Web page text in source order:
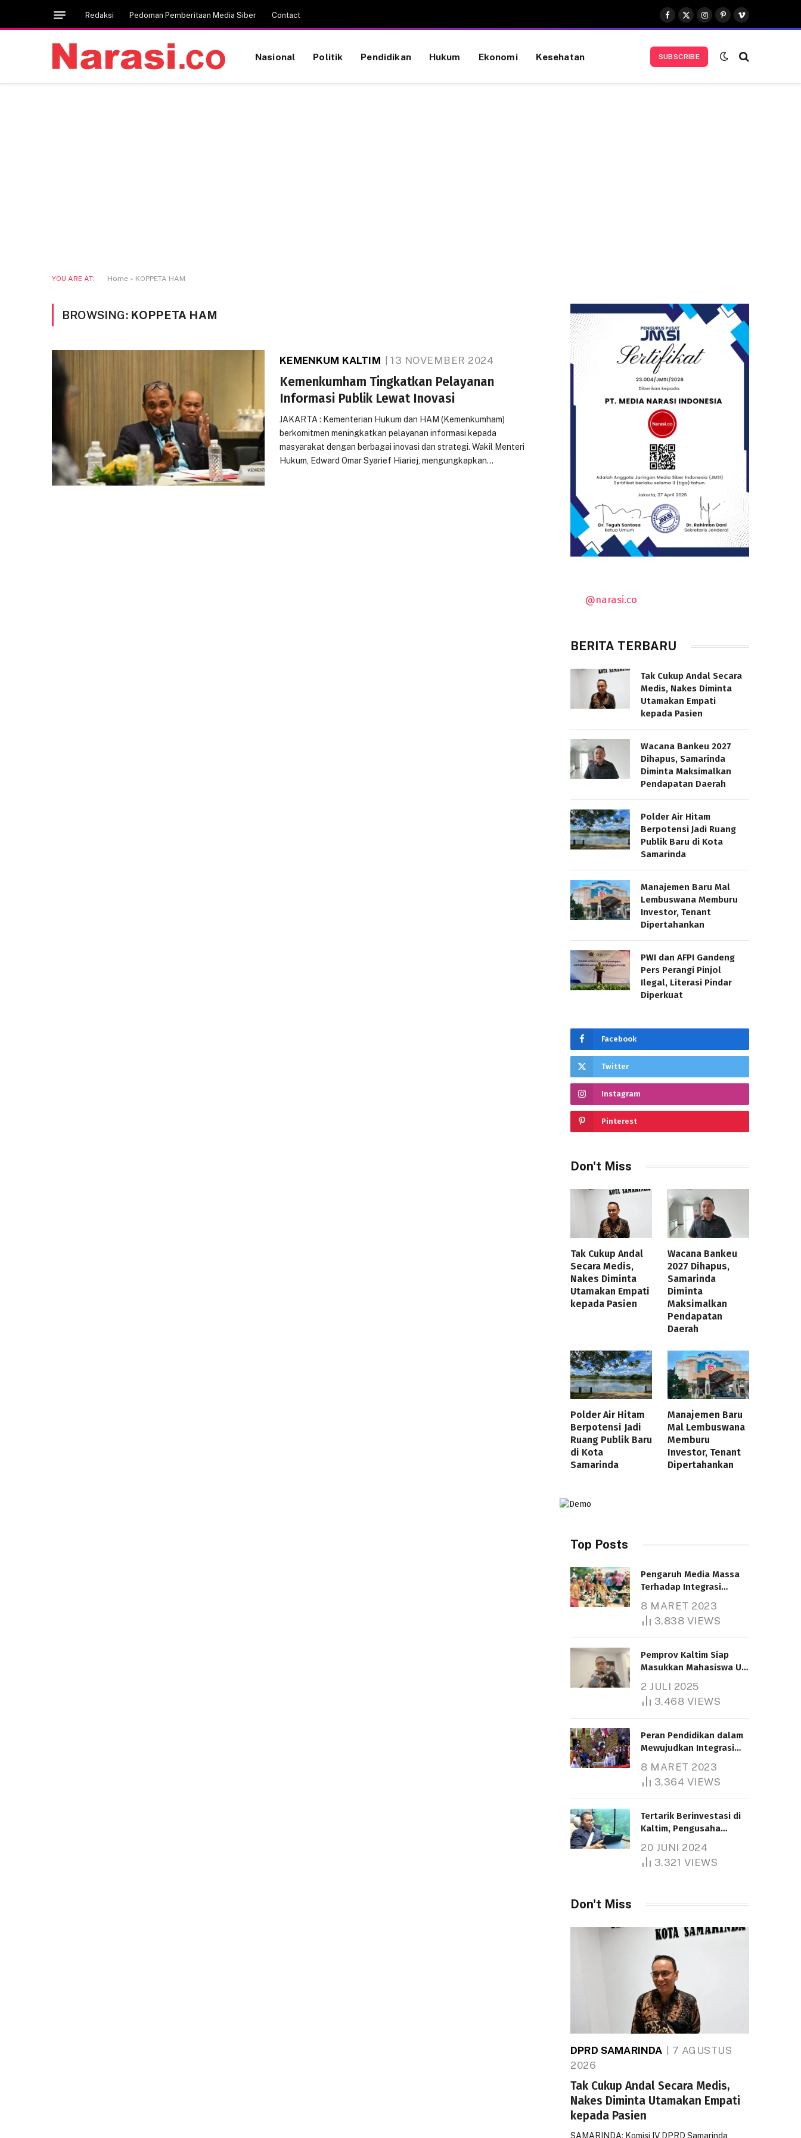
Redaksi Pedoman Pemberitaan Media Siber Contact
Facebook
X
(Twitter)
Instagram
Pinterest
Vimeo
Nasional Politik Pendidikan Hukum Ekonomi Kesehatan SUBSCRIBE
YOU ARE AT: Home » KOPPETA HAM
BROWSING: KOPPETA HAM
KEMENKUM KALTIM 13 NOVEMBER 2024
Kemenkumham Tingkatkan Pelayanan
Informasi Publik Lewat Inovasi
JAKARTA : Kementerian Hukum dan HAM (Kemenkumham)
berkomitmen meningkatkan pelayanan informasi kepada
masyarakat dengan berbagai inovasi dan strategi. Wakil Menteri
Hukum, Edward Omar Syarief Hiariej, mengungkapkan…
@narasi.co
BERITA TERBARU
Tak Cukup Andal Secara
Medis, Nakes Diminta
Utamakan Empati
kepada Pasien
Wacana Bankeu 2027
Dihapus, Samarinda
Diminta Maksimalkan
Pendapatan Daerah
Polder Air Hitam
Berpotensi Jadi Ruang
Publik Baru di Kota
Samarinda
Manajemen Baru Mal
Lembuswana Memburu
Investor, Tenant
Dipertahankan
PWI dan AFPI Gandeng
Pers Perangi Pinjol
Ilegal, Literasi Pindar
Diperkuat
Facebook
Twitter
Instagram
Pinterest
Don't Miss
Tak Cukup Andal
Secara Medis,
Nakes Diminta
Utamakan Empati
kepada Pasien
Wacana Bankeu
2027 Dihapus,
Samarinda
Diminta
Maksimalkan
Pendapatan
Daerah
Polder Air Hitam
Berpotensi Jadi
Ruang Publik Baru
di Kota
Samarinda
Manajemen Baru
Mal Lembuswana
Memburu
Investor, Tenant
Dipertahankan
Top Posts
Pengaruh Media Massa
Terhadap Integrasi
8 MARET 2023
3,838 VIEWS
Pemprov Kaltim Siap
Masukkan Mahasiswa UT
Bantuan Pendidikan
Gratispol
2 JULI 2025
3,468 VIEWS
Peran Pendidikan dalam
Mewujudkan Integrasi
8 MARET 2023
3,364 VIEWS
Tertarik Berinvestasi di
Kaltim, Pengusaha
1.000 Hektare
20 JUNI 2024
3,321 VIEWS
Don't Miss
DPRD SAMARINDA
7 AGUSTUS
2026
Tak Cukup Andal Secara Medis,
Nakes Diminta Utamakan Empati
kepada Pasien
SAMARINDA: Komisi IV DPRD Samarinda